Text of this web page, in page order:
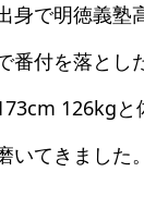
身で明徳義
番付を落とし
126kg
いてきました